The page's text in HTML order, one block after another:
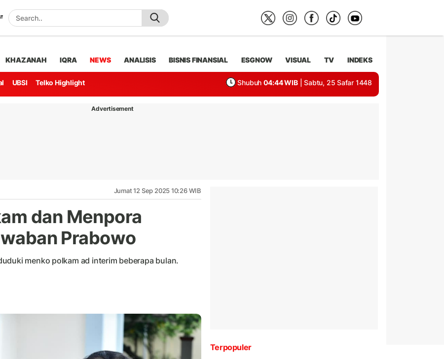
KHAZANAH IQRA NEWS ANALISIS BISNIS FINANSIAL ESGNOW VISUAL TV INDEKS
UBSI Telko Highlight Shubuh 04:44 WIB | Sabtu, 25 Safar 1448
Advertisement
Jumat 12 Sep 2025 10:26 WIB
dan Menpora
Prabowo
menko polkam ad interim beberapa bulan.
Terpopuler